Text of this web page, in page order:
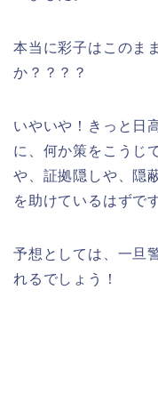
本当に彩子はこのま
か？？？？
いやいや！きっと日
に、何か策をこうじ
や、証拠隠しや、隠
を助けているはずで
予想としては、一旦
れるでしょう！